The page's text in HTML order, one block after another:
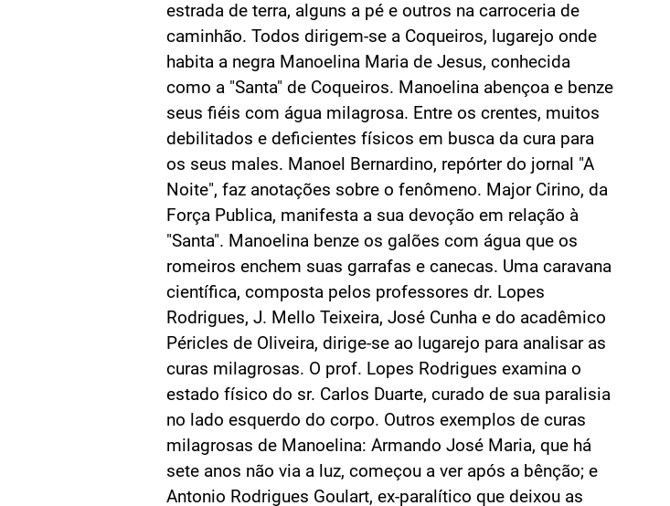
estrada de terra, alguns a pé e outros na carroceria de
caminhão. Todos dirigem-se a Coqueiros, lugarejo onde
habita a negra Manoelina Maria de Jesus, conhecida
como a "Santa" de Coqueiros. Manoelina abençoa e benze
seus fiéis com água milagrosa. Entre os crentes, muitos
debilitados e deficientes físicos em busca da cura para
os seus males. Manoel Bernardino, repórter do jornal "A
Noite", faz anotações sobre o fenômeno. Major Cirino, da
Força Publica, manifesta a sua devoção em relação à
"Santa". Manoelina benze os galões com água que os
romeiros enchem suas garrafas e canecas. Uma caravana
científica, composta pelos professores dr. Lopes
Rodrigues, J. Mello Teixeira, José Cunha e do acadêmico
Péricles de Oliveira, dirige-se ao lugarejo para analisar as
curas milagrosas. O prof. Lopes Rodrigues examina o
estado físico do sr. Carlos Duarte, curado de sua paralisia
no lado esquerdo do corpo. Outros exemplos de curas
milagrosas de Manoelina: Armando José Maria, que há
sete anos não via a luz, começou a ver após a bênção; e
Antonio Rodrigues Goulart, ex-paralítico que deixou as